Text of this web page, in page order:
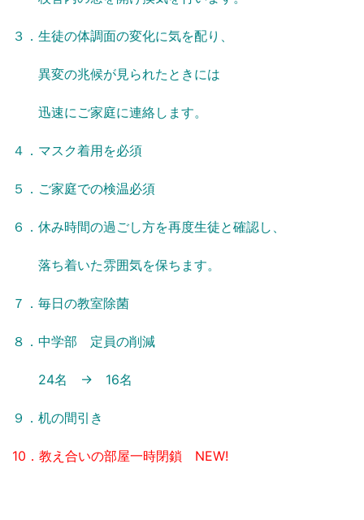
３．生徒の体調面の変化に気を配り、
異変の兆候が見られたときには
迅速にご家庭に連絡します。
４．マスク着用を必須
５．ご家庭での検温必須
６．休み時間の過ごし方を再度生徒と確認し、
落ち着いた雰囲気を保ちます。
７．毎日の教室除菌
８．中学部 定員の削減
24名 → 16名
９．机の間引き
10．教え合いの部屋一時閉鎖 NEW!